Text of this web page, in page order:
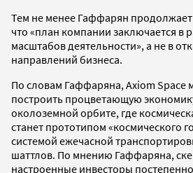
Тем не менее Гаффарян продолжает
что «план компании заключается в
масштабов деятельности», а не в
направлений бизнеса.
По словам Гаффаряна, Axiom Space
построить процветающую
околоземной орбите, где
станет прототипом «космического
системой ежечасной
шаттлов. По мнению Гаффаряна,
настроенные инвесторы